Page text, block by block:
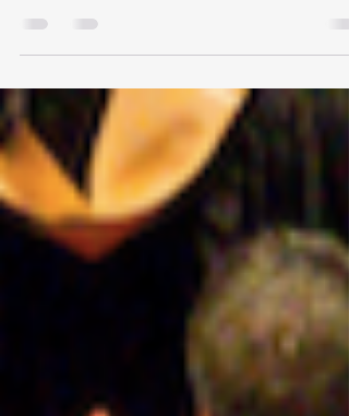
Proposta #4T: Carreiras
Modulares Pós-IA
Apresenta um currículo modular e ágil para a
era pós-IA, com um Módulo Comum
(humanidades, ética, pensamento sistêmico
tecnologias regenerativas), Trilhas
Personalizadas por domínio (tecnologia
sustentável, ecossistemas, economia criativa,
saúde holística, gestão regenerativa) e um
Projeto de Impacto final com Certificação